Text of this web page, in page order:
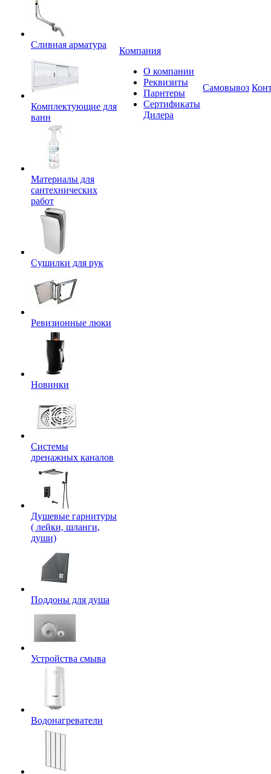
Сливная арматура
Комплектующие для
ванн
Материалы для
сантехнических
работ
Сушилки для рук
Ревизионные люки
Новинки
Системы
дренажных каналов
Душевые гарнитуры
( лейки, шланги,
души)
Поддоны для душа
Устройства смыва
Водонагреватели
Компания
О компании
Реквизиты
Парнтеры
Сертификаты
Дилера
Самовывоз